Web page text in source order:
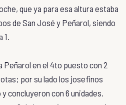
que ya para esa altura estaba
de San José y Peñarol, siendo
Peñarol en el 4to puesto con 2
por su lado los josefinos
concluyeron con 6 unidades.